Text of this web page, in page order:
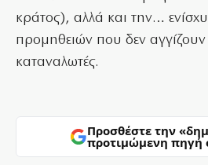
κράτος), αλλά και την…
προμηθειών που δεν
καταναλωτές.
Προσθέστε την
προτιμώμενη πηγή